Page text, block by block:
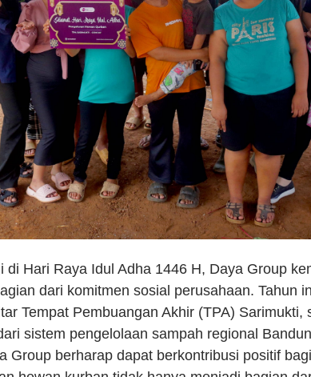
di Hari Raya Idul Adha 1446 H, Daya Group
dari komitmen sosial perusahaan. Tahun
Tempat Pembuangan Akhir (TPA) Sarimukti,
sistem pengelolaan sampah regional
Group berharap dapat berkontribusi positif